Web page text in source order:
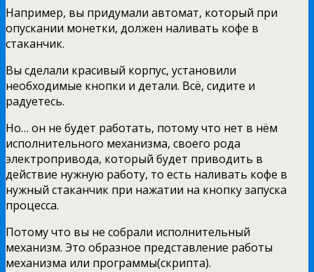
Например, вы придумали автомат, который при
опускании монетки, должен наливать кофе в
стаканчик.
Вы сделали красивый корпус, установили
необходимые кнопки и детали. Всё, сидите и
радуетесь.
Но… он не будет работать, потому что нет в нём
исполнительного механизма, своего рода
электропривода, который будет приводить в
действие нужную работу, то есть наливать кофе в
нужный стаканчик при нажатии на кнопку запуска
процесса.
Потому что вы не собрали исполнительный
механизм. Это образное представление работы
механизма или программы(скрипта).